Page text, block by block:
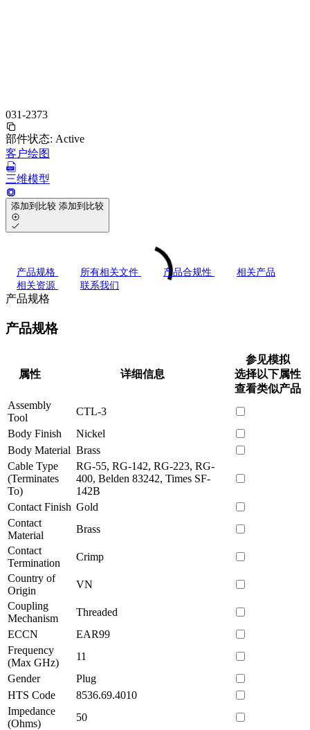
031-2373
部件状态: Active
客户绘图
三维模型
添加到比较 添加到比较
产品规格 所有相关文件 产品合规性
相关产品
相关资源
联系我们
产品规格
产品规格
属性 详细信息
参见模拟
选择以下属性
查看类似产品
Assembly
Tool
CTL-3
Body Finish
Nickel
Body Material Brass
Cable Type
(Terminates
To)
RG-55, RG-142, RG-223, RG-
400, Belden 83242, Times SF-
142B
Contact Finish Gold
Contact
Material
Brass
Contact
Termination
Crimp
Country of
Origin
VN
Coupling
Mechanism
Threaded
ECCN
EAR99
Frequency
(Max GHz)
11
Gender
Plug
HTS Code
8536.69.4010
Impedance
(Ohms)
50